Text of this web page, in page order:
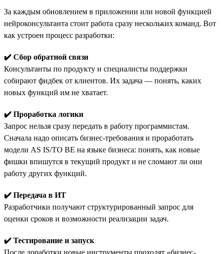
За каждым обновлением в приложении или новой функцией
нейроконсультанта стоит работа сразу нескольких команд. Вот
как устроен процесс разработки:
✔️ Сбор обратной связи
Консультанты по продукту и специалисты поддержки
собирают фидбек от клиентов. Их задача — понять, каких
новых функций им не хватает.
✔️ Проработка логики
Запрос нельзя сразу передать в работу программистам.
Сначала надо описать бизнес-требования и проработать
модели AS IS/TO BE на языке бизнеса: понять, как новые
фишки впишутся в текущий продукт и не сломают ли они
работу других функций.
✔️ Передача в ИТ
Разработчики получают структурированный запрос для
оценки сроков и возможности реализации задач.
✔️ Тестирование и запуск
После доработки новые инструменты проходят «бизнес-